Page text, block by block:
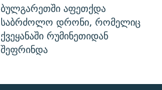
ბულგარეთში აფეთქდა
საბრძოლო დრონი, რომელიც
ქვეყანაში რუმინეთიდან
შეფრინდა